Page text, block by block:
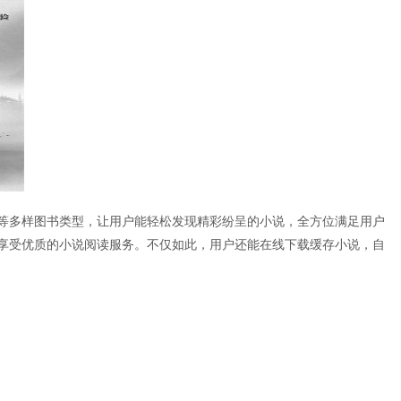
样图书类型，让用户能轻松发现精彩纷呈的小说，全方位满足用户
优质的小说阅读服务。不仅如此，用户还能在线下载缓存小说，自